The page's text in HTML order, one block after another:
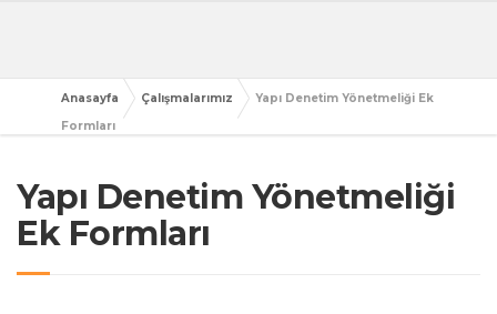
Anasayfa Çalışmalarımız
Yapı Denetim Yönetmeliği Ek
Formları
Yapı Denetim Yönetmeliği
Ek Formları